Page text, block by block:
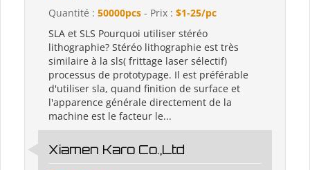
Quantité : 50000pcs - Prix : $1-25/pc
SLA et SLS Pourquoi utiliser stéréo
lithographie? Stéréo lithographie est très
similaire à la sls( frittage laser sélectif)
processus de prototypage. Il est préférable
d'utiliser sla, quand finition de surface et
l'apparence générale directement de la
machine est le facteur le...
Xiamen Karo Co.,Ltd